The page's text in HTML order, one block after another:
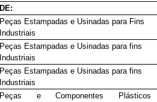
DE:
Peças Estampadas e Usinadas para Fins
Industriais
Peças Estampadas e Usinadas para fins
Industriais
Peças Estampadas e Usinadas para fins
Industriais
Peças e Componentes